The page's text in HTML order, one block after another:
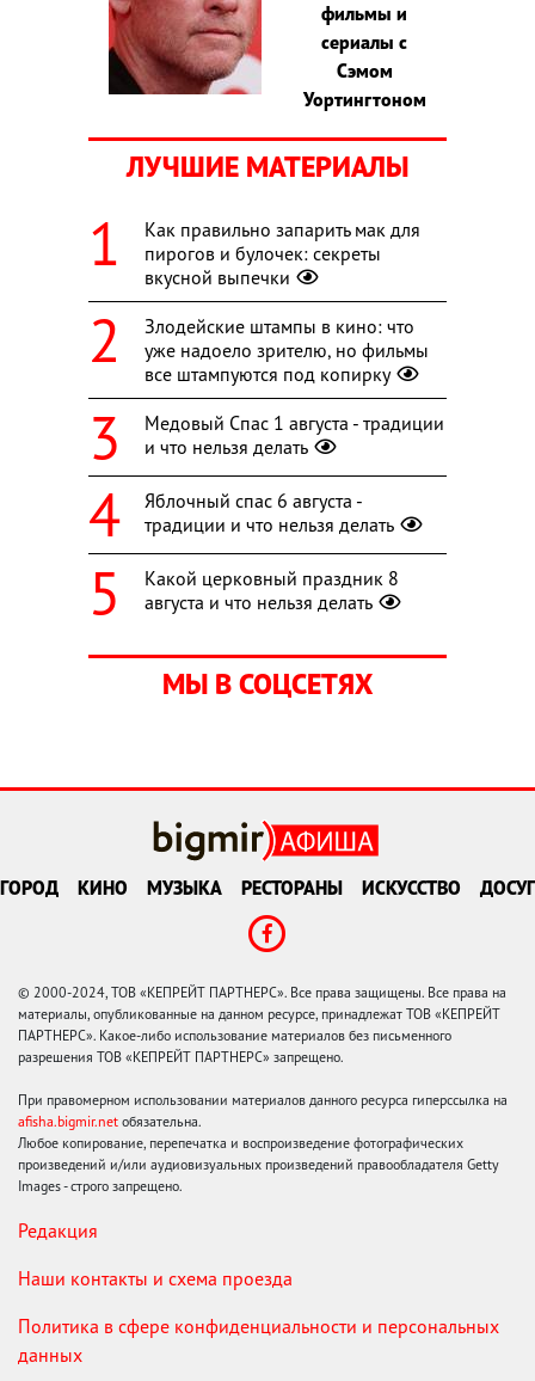
фильмы и
сериалы с
Сэмом
Уортингтоном
ЛУЧШИЕ МАТЕРИАЛЫ
Как правильно запарить мак для
пирогов и булочек: секреты
вкусной выпечки
Злодейские штампы в кино: что
уже надоело зрителю, но фильмы
все штампуются под копирку
Медовый Спас 1 августа - традиции
и что нельзя делать
Яблочный спас 6 августа -
традиции и что нельзя делать
Какой церковный праздник 8
августа и что нельзя делать
МЫ В СОЦСЕТЯХ
ГОРОД КИНО МУЗЫКА РЕСТОРАНЫ ИСКУССТВО ДОСУГ
© 2000-2024, ТОВ «КЕПРЕЙТ ПАРТНЕРС». Все права защищены. Все права на
материалы, опубликованные на данном ресурсе, принадлежат ТОВ «КЕПРЕЙТ
ПАРТНЕРС». Какое-либо использование материалов без письменного
разрешения ТОВ «КЕПРЕЙТ ПАРТНЕРС» запрещено.
При правомерном использовании материалов данного ресурса гиперссылка на
afisha.bigmir.net обязательна.
Любое копирование, перепечатка и воспроизведение фотографических
произведений и/или аудиовизуальных произведений правообладателя Getty
Images - строго запрещено.
Редакция
Наши контакты и схема проезда
Политика в сфере конфиденциальности и персональных
данных